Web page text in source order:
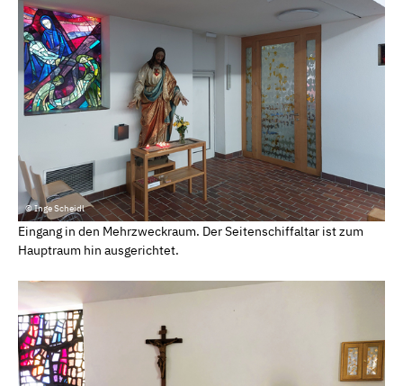
© Inge Scheidl
Eingang in den Mehrzweckraum. Der Seitenschiffaltar ist zum
Hauptraum hin ausgerichtet.